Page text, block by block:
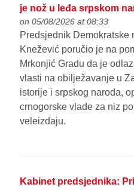
je nož u leđa srpskom
on 05/08/2026 at 08:33
Predsjednik Demokratske
Knežević poručio je na
Mrkonjić Gradu da je
vlasti na obilježavanje u
istorije i srpskog naroda,
crnogorske vlade za niz
veleizdaju.
Kabinet predsjednika: